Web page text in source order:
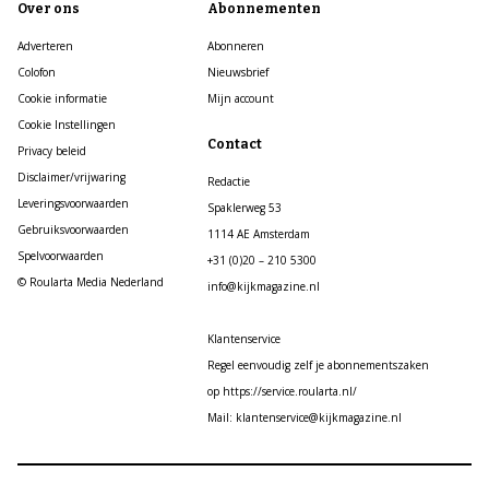
Over ons
Adverteren
Colofon
Cookie informatie
Cookie Instellingen
Privacy beleid
Disclaimer/vrijwaring
Leveringsvoorwaarden
Gebruiksvoorwaarden
Spelvoorwaarden
© Roularta Media Nederland
Abonnementen
Abonneren
Nieuwsbrief
Mijn account
Contact
Redactie
Spaklerweg 53
1114 AE Amsterdam
+31 (0)20 – 210 5300
info@kijkmagazine.nl
Klantenservice
Regel eenvoudig zelf je abonnementszaken
op https://service.roularta.nl/
Mail: klantenservice@kijkmagazine.nl